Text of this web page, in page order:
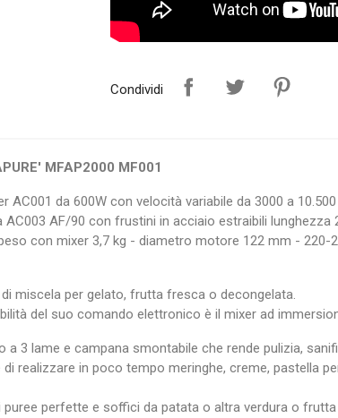
Condividi
MFAP2000 MF001
AC001 da 600W con velocità variabile da 3000 a
AF/90 con frustini in acciaio estraibili
con mixer 3,7 kg - diametro motore 122 mm - 220-
miscela per gelato, frutta fresca o decongelata.
del suo comando elettronico è il mixer ad
3 lame e campana smontabile che rende pulizia,
in poco tempo meringhe, creme, pastella
perfette e soffici da patata o altra verdura o
×